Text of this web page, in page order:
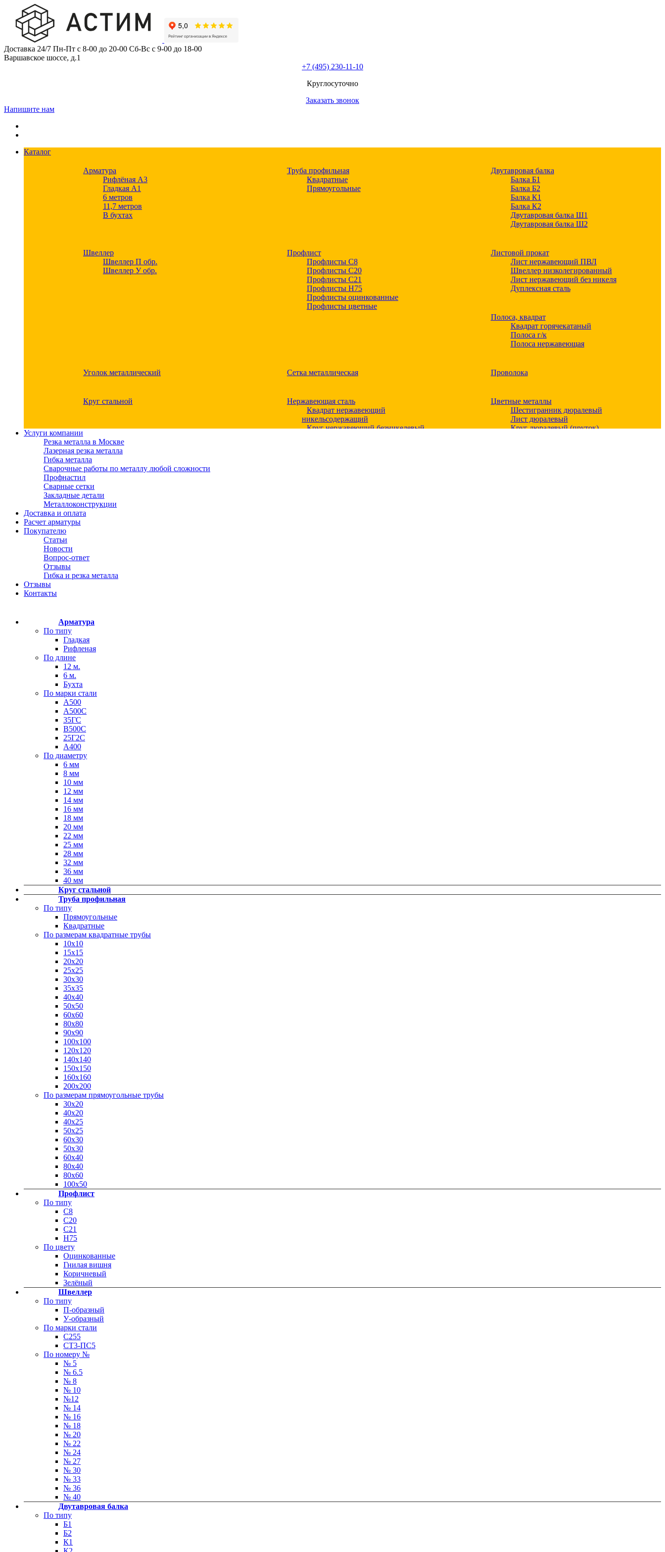
content
Доставка 24/7 Пн-Пт с 8-00 до 20-00 Сб-Вс с 9-00 до 18-00
Варшавское шоссе, д.1
+7 (495) 230-11-10
Круглосуточно
Заказать звонок
Напишите нам
Каталог
Арматура
Рифлёная А3
Гладкая А1
6 метров
11,7 метров
В бухтах
Труба профильная
Квадратные
Прямоугольные
Двутавровая балка
Балка Б1
Балка Б2
Балка К1
Балка К2
Двутавровая балка Ш1
Двутавровая балка Ш2
Швеллер
Швеллер П обр.
Швеллер У обр.
Профлист
Профлисты С8
Профлисты С20
Профлисты C21
Профлисты Н75
Профлисты оцинкованные
Профлисты цветные
Листовой прокат
Лист нержавеющий ПВЛ
Швеллер низколегированный
Лист нержавеющий без никеля
Дуплексная сталь
Полоса, квадрат
Квадрат горячекатаный
Полоса г/к
Полоса нержавеющая
Уголок металлический Сетка металлическая Проволока
Круг стальной
Нержавеющая сталь
Квадрат нержавеющий
никельсодержащий
Круг нержавеющий безникелевый
Цветные металлы
Шестигранник дюралевый
Лист дюралевый
Круг дюралевый (пруток)
Качественные стали
Фитинги
Фитинги резьбовые латунные
Фитинги резьбовые стальные
Хомуты стальные Труба ВГП
Услуги компании
Резка металла в Москве
Лазерная резка металла
Гибка металла
Сварочные работы по металлу любой сложности
Профнастил
Сварные сетки
Закладные детали
Металлоконструкции
Доставка и оплата
Расчет арматуры
Покупателю
Статьи
Новости
Вопрос-ответ
Отзывы
Гибка и резка металла
Отзывы
Контакты
Арматура
По типу
Гладкая
Рифленая
По длине
12 м.
6 м.
Бухта
По марки стали
А500
А500С
35ГС
В500С
25Г2С
А400
По диаметру
6 мм
8 мм
10 мм
12 мм
14 мм
16 мм
18 мм
20 мм
22 мм
25 мм
28 мм
32 мм
36 мм
40 мм
Круг стальной
Труба профильная
По типу
Прямоугольные
Квадратные
По размерам квадратные трубы
10х10
15х15
20х20
25х25
30х30
35х35
40х40
50х50
60х60
80х80
90х90
100х100
120х120
140х140
150х150
160х160
200х200
По размерам прямоугольные трубы
30х20
40х20
40х25
50х25
60х30
50х30
60х40
80х40
80х60
100х50
Профлист
По типу
С8
С20
C21
Н75
По цвету
Оцинкованные
Гнилая вишня
Коричневый
Зелёный
Швеллер
По типу
П-образный
У-образный
По марки стали
С255
СТ3-ПС5
По номеру №
№ 5
№ 6.5
№ 8
№ 10
№12
№ 14
№ 16
№ 18
№ 20
№ 22
№ 24
№ 27
№ 30
№ 33
№ 36
№ 40
Двутавровая балка
По типу
Б1
Б2
К1